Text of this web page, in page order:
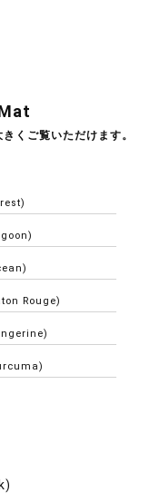
くご覧いただけます。
Rouge)